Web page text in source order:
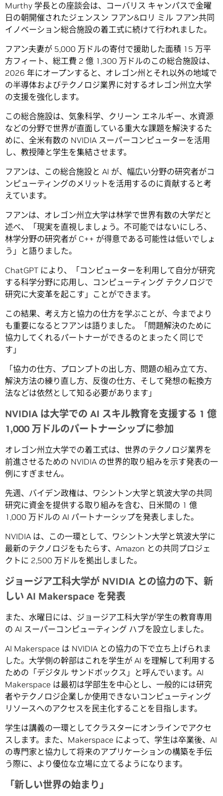
Murthy 学長との座談会は、コーバリス キャンパスで金曜
日の朝開催されたジェンスン フアン&ロリ ミル フアン共同
イノベーション総合施設の着工式に続けて行われました。
フアン夫妻が 5,000 万ドルの寄付で援助した面積 15 万平
方フィート、総工費 2 億 1,300 万ドルのこの総合施設は、
2026 年にオープンすると、オレゴン州とそれ以外の地域で
の半導体およびテクノロジ業界に対するオレゴン州立大学
の支援を強化します。
この総合施設は、気象科学、クリーン エネルギー、水資源
などの分野で世界が直面している重大な課題を解決するた
めに、全米有数の NVIDIA スーパーコンピューターを活用
し、教授陣と学生を集結させます。
フアンは、この総合施設と AI が、幅広い分野の研究者がコ
ンピューティングのメリットを活用するのに貢献すると考
えています。
フアンは、オレゴン州立大学は林学で世界有数の大学だと
述べ、「現実を直視しましょう。不可能ではないにしろ、
林学分野の研究者が C++ が得意である可能性は低いでしょ
う」と語りました。
ChatGPT により、「コンピューターを利用して自分が研究
する科学分野に応用し、コンピューティング テクノロジで
研究に大変革を起こす」ことができます。
この結果、考え方と協力の仕方を学ぶことが、今までより
も重要になるとフアンは語りました。「問題解決のために
協力してくれるパートナーができるのとまったく同じで
す」
「協力の仕方、プロンプトの出し方、問題の組み立て方、
解決方法の練り直し方、反復の仕方、そして発想の転換方
法などは依然として知る必要があります」
NVIDIA は大学での AI スキル教育を支援する 1 億
1,000 万ドルのパートナーシップに参加
オレゴン州立大学での着工式は、世界のテクノロジ業界を
前進させるための NVIDIA の世界的取り組みを示す発表の一
例にすぎません。
先週、バイデン政権は、ワシントン大学と筑波大学の共同
研究に資金を提供する取り組みを含む、日米間の 1 億
1,000 万ドルの AI パートナーシップを発表しました。
NVIDIA は、この一環として、ワシントン大学と筑波大学に
最新のテクノロジをもたらす、Amazon との共同プロジェ
クトに 2,500 万ドルを拠出しました。
ジョージア工科大学が NVIDIA との協力の下、新
しい AI Makerspace を発表
また、水曜日には、ジョージア工科大学が学生の教育専用
の AI スーパーコンピューティング ハブを設立しました。
AI Makerspace は NVIDIA との協力の下で立ち上げられま
した。大学側の幹部はこれを学生が AI を理解して利用する
ための「デジタル サンドボックス」と呼んでいます。AI
Makerspace は最初は学部生を中心とし、一般的には研究
者やテクノロジ企業しか使用できないコンピューティング
リソースへのアクセスを民主化することを目指します。
学生は講義の一環としてクラスターにオンラインでアクセ
スします。また、Makerspace によって、学生は卒業後、AI
の専門家と協力して将来のアプリケーションの構築を手伝
う際に、より優位な立場に立てるようになります。
「新しい世界の始まり」